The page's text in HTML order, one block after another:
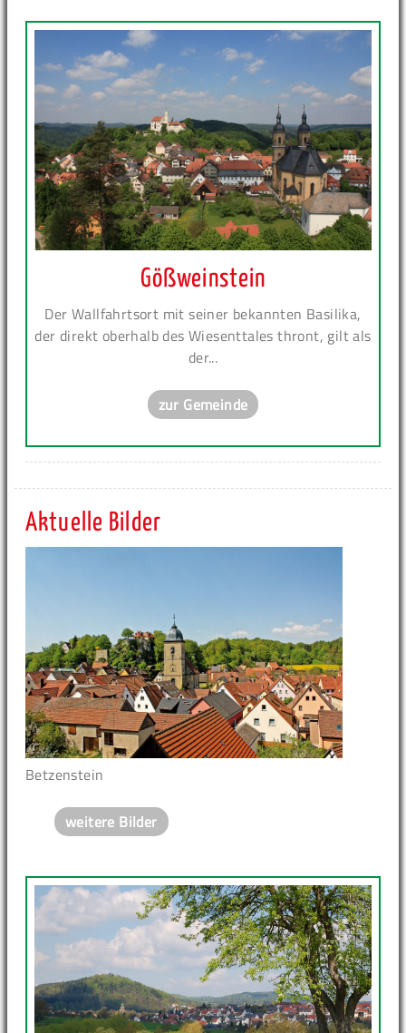
Gößweinstein
Der Wallfahrtsort mit seiner bekannten Basilika,
der direkt oberhalb des Wiesenttales thront, gilt als
der...
zur Gemeinde
Aktuelle Bilder
Betzenstein
weitere Bilder